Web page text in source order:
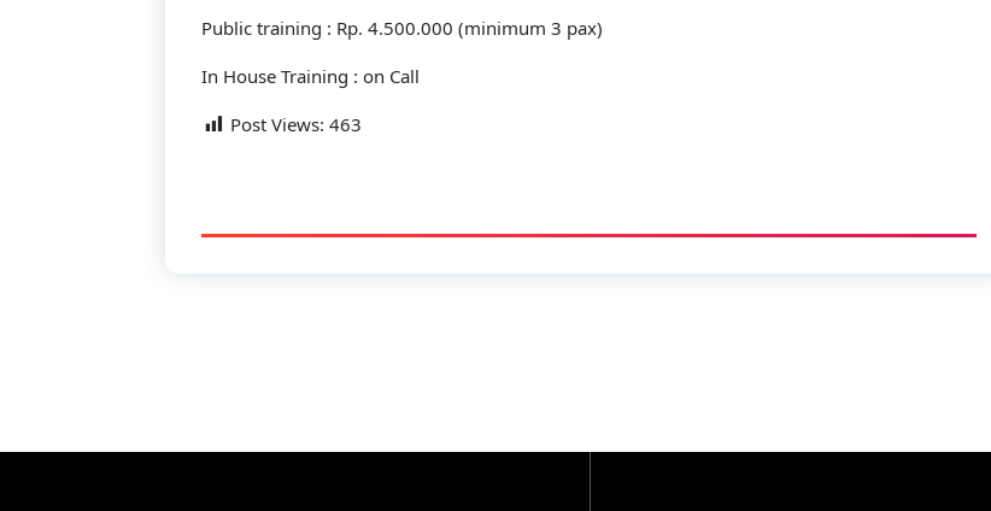
Public training : Rp. 4.500.000 (minimum 3 pax)
In House Training : on Call
Post Views: 463
International